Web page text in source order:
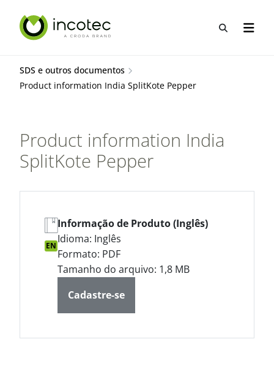
para
para
Abrir
Abrir
SDS e outros documentos
Product information India SplitKote Pepper
Product information India
SplitKote Pepper
EN
Informação de Produto (Inglês)
Idioma: Inglês
Formato: PDF
Tamanho do arquivo: 1,8 MB
Cadastre-se